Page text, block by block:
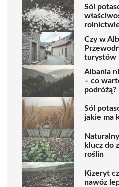
Sól
rolnictwie
Czy w
turystów
Albania
– co
podróżą?
Sól
jakie ma
klucz do
roślin
Kizeryt
nawóz